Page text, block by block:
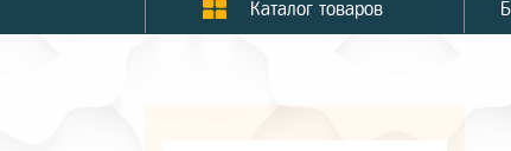
Каталог товаров